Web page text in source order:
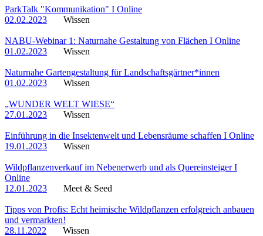
ParkTalk "Kommunikation" I Online
02.02.2023
Wissen
NABU-Webinar 1: Naturnahe Gestaltung von Flächen I Online
01.02.2023
Wissen
Naturnahe Gartengestaltung für Landschaftsgärtner*innen
01.02.2023
Wissen
„WUNDER WELT WIESE“
27.01.2023
Wissen
Einführung in die Insektenwelt und Lebensräume schaffen I Online
19.01.2023
Wissen
Wildpflanzenverkauf im Nebenerwerb und als Quereinsteiger I
Online
12.01.2023
Meet & Seed
Tipps von Profis: Echt heimische Wildpflanzen erfolgreich anbauen
und vermarkten!
28.11.2022
Wissen